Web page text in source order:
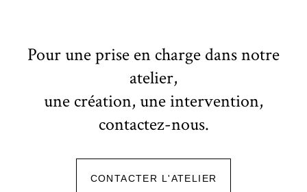
Pour une prise en charge dans notre
atelier,
une création, une intervention,
contactez-nous.
CONTACTER L'ATELIER